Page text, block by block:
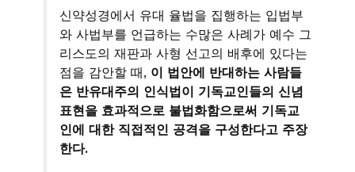
신약성경에서 유대 율법을 집행하는 입법부
와 사법부를 언급하는 수많은 사례가 예수 그
리스도의 재판과 사형 선고의 배후에 있다는
점을 감안할 때, 이 법안에 반대하는 사람들
은 반유대주의 인식법이 기독교인들의 신념
표현을 효과적으로 불법화함으로써 기독교
인에 대한 직접적인 공격을 구성한다고 주장
한다.